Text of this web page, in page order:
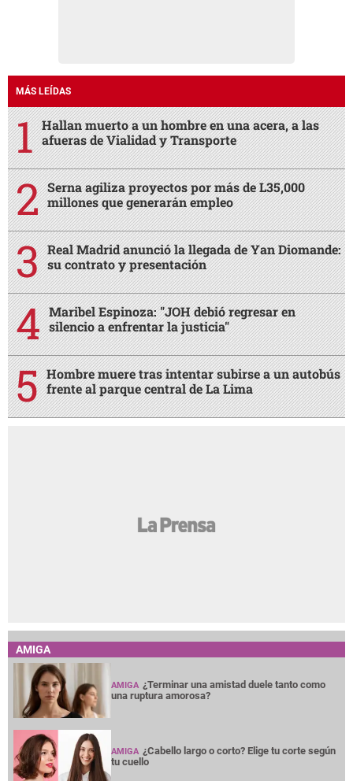
MÁS LEÍDAS
Hallan muerto a un hombre en una acera, a las
afueras de Vialidad y Transporte
Serna agiliza proyectos por más de L35,000
millones que generarán empleo
Real Madrid anunció la llegada de Yan Diomande:
su contrato y presentación
Maribel Espinoza: "JOH debió regresar en
silencio a enfrentar la justicia"
Hombre muere tras intentar subirse a un autobús
frente al parque central de La Lima
AMIGA
AMIGA ¿Terminar una amistad duele tanto como
una ruptura amorosa?
AMIGA ¿Cabello largo o corto? Elige tu corte según
tu cuello